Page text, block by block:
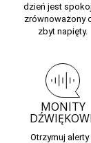
dzień jest
zrównoważony
zbyt napięty.
MONITY
Otrzymuj alerty